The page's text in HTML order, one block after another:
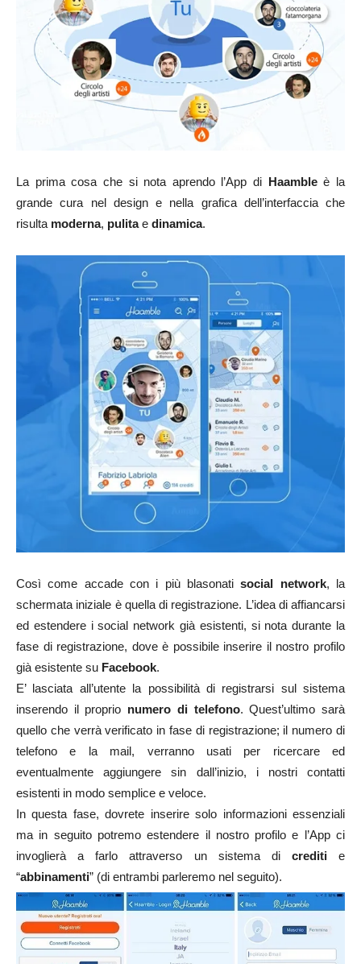
La prima cosa che si nota aprendo l’App di Haambleè la
grande cura nel design e nella grafica dell’interfaccia che
risulta moderna, pulitae dinamica.
Così come accade con i più blasonatisocial network, la
schermata iniziale è quella di registrazione. L’idea di affiancarsi
ed estendere i social network già esistenti, si nota durante la
fase di registrazione, dove è possibile inserire il nostro profilo
già esistente su Facebook.
E’ lasciata all’utente la possibilità di registrarsi sul sistema
inserendo il proprio numero di telefono. Quest’ultimo sarà
quello che verrà verificato in fase di registrazione; il numero di
telefono e la mail, verranno usati per ricercare ed
eventualmente aggiungere sin dall’inizio, i nostri contatti
esistenti in modo semplice e veloce.
In questa fase, dovrete inserire solo informazioni essenziali
ma in seguito potremo estendere il nostro profilo e l’App ci
invoglierà a farlo attraverso un sistema di creditie
“abbinamenti” (di entrambi parleremo nel seguito).